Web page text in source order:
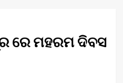
ରେ ମହରମ ଦିବସ